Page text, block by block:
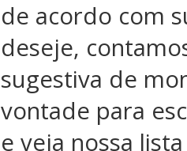
de acordo com
deseje,
sugestiva de
vontade para
e veja nossa